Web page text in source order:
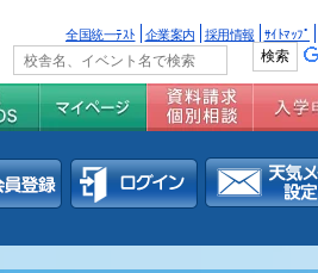
全国統一ﾃｽﾄ 企業案内 採用情報 ｻｲﾄﾏｯﾌﾟ